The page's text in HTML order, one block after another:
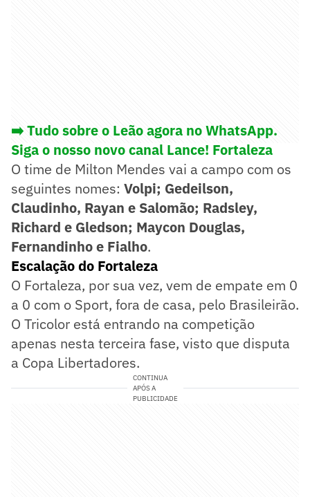
➡️ Tudo sobre o Leão agora no WhatsApp.
Siga o nosso novo canal Lance! Fortaleza
O time de Milton Mendes vai a campo com os
seguintes nomes: Volpi; Gedeilson,
Claudinho, Rayan e Salomão; Radsley,
Richard e Gledson; Maycon Douglas,
Fernandinho e Fialho.
Escalação do Fortaleza
O Fortaleza, por sua vez, vem de empate em 0
a 0 com o Sport, fora de casa, pelo Brasileirão.
O Tricolor está entrando na competição
apenas nesta terceira fase, visto que disputa
a Copa Libertadores.
CONTINUA
APÓS A
PUBLICIDADE